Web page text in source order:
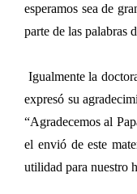
esperamos sea de
parte de las palabras
Igualmente la
expresó su
“Agradecemos al
el envió de este
utilidad para nuestro